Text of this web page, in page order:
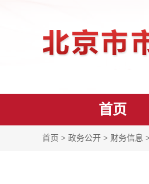
首页
首页 > 政务公开 > 财务信息